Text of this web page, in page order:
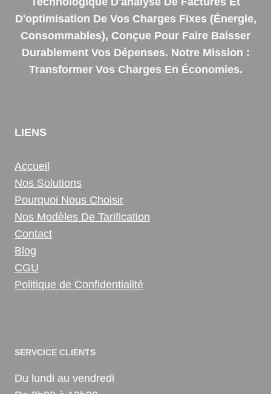
D'optimisation De Vos Charges Fixes (énergie,
Consommables), Conçue Pour Faire Baisser
Durablement Vos Dépenses. Notre Mission :
Transformer Vos Charges En Économies.
LIENS
Accueil
Nos Solutions
Pourquoi Nous Choisir
Nos Modèles De Tarification
Contact
Blog
CGU
Politique de Confidentialité
SERVCICE CLIENTS
Du lundi au vendredi